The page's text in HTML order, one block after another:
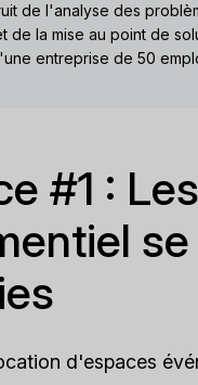
de l'analyse des
de la mise au point de
entreprise de 50
#1 :
d'espaces